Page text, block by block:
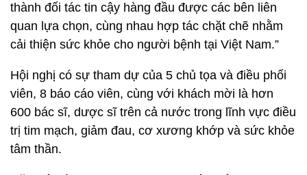
thành đối tác tin cậy hàng đầu được các bên liên
quan lựa chọn, cùng nhau hợp tác chặt chẽ nhằm
cải thiện sức khỏe cho người bệnh tại Việt Nam.”
Hội nghị có sự tham dự của 5 chủ tọa và điều phối
viên, 8 báo cáo viên, cùng với khách mời là hơn
600 bác sĩ, dược sĩ trên cả nước trong lĩnh vực điều
trị tim mạch, giảm đau, cơ xương khớp và sức khỏe
tâm thần.